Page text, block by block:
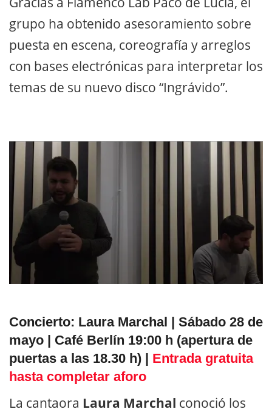
grupo ha obtenido asesoramiento sobre
puesta en escena, coreografía y arreglos
con bases electrónicas para interpretar los
temas de su nuevo disco “Ingrávido”.
Concierto: Laura Marchal | Sábado 28 de
mayo | Café Berlín 19:00 h (apertura de
puertas a las 18.30 h) | Entrada gratuita
hasta completar aforo
La cantaora Laura Marchal conoció los